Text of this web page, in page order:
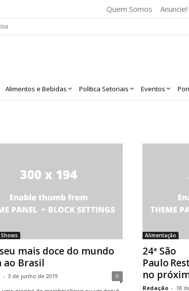
Quem Somos Anuncie!
Alimentos e Bebidas Política Setoriais Eventos
mais doce do mundo
ao Brasil
- 3 de junho de 2019 0
Alimentação
24ª São
Paulo
no
Redação - 18